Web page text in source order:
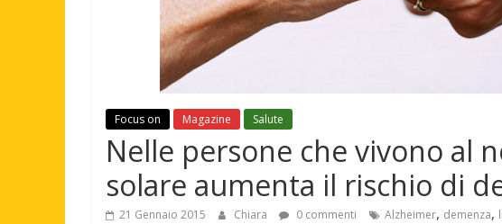
Focus on Magazine Salute
Nelle persone che vivono al
solare aumenta il rischio di
21 Gennaio 2015 Chiara 0 commenti Alzheimer, demenza,